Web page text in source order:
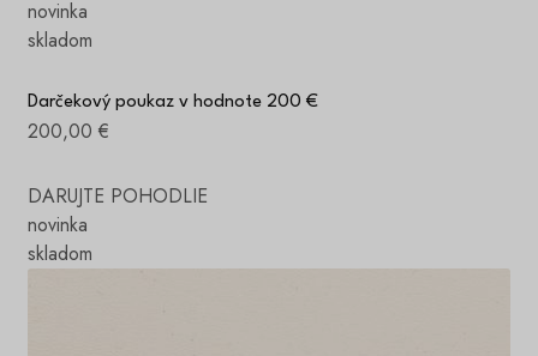
novinka
skladom
Darčekový poukaz v hodnote 200 €
200,00 €
DARUJTE POHODLIE
novinka
skladom